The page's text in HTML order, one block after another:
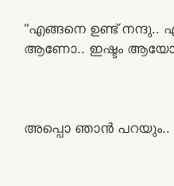
“എങ്ങനെ ഉണ്ട് നന്ദു..
ആണോ.. ഇഷ്ടം ആയോ
അപ്പൊ ഞാൻ പറയും..